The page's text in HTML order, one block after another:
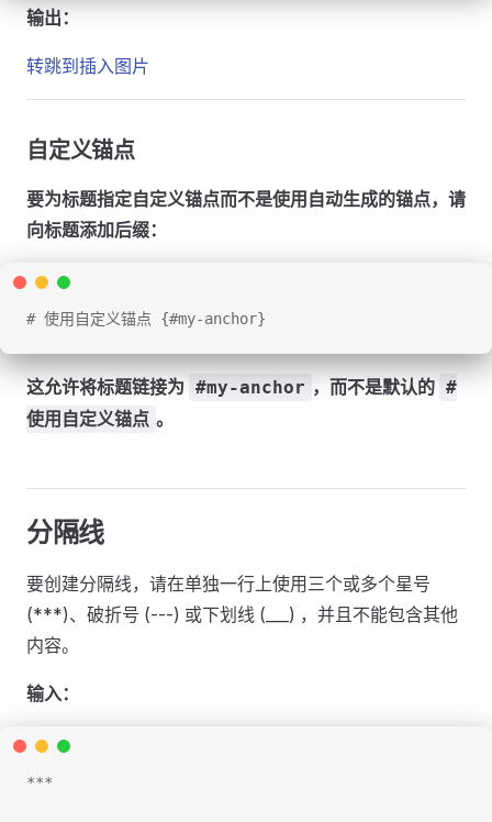
输出：
转跳到插入图片
自定义锚点
要为标题指定自定义锚点而不是使用自动生成的锚点，请
向标题添加后缀：
# 使用自定义锚点 {#my-anchor}
这允许将标题链接为 #my-anchor ，而不是默认的 #
使用自定义锚点 。
分隔线
要创建分隔线，请在单独一行上使用三个或多个星号
(***)、破折号 (---) 或下划线 (___) ，并且不能包含其他
内容。
输入：
***